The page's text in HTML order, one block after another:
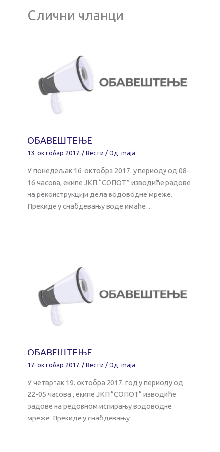
Слични чланци
ОБАВЕШТЕЊЕ
13. октобар 2017./Вести / Од: maja
У понедељак 16. октобра 2017. у периоду од 08-
16 часова, екипе ЈКП “СОПОТ” изводиће радове
на реконструкцији дела водоводне мреже.
Прекиде у снабдевању воде имаће…
ОБАВЕШТЕЊЕ
17. октобар 2017. /Вести / Од: maja
У четвртак 19. октобра 2017. год у периоду од
22-05 часова , екипе ЈКП “СОПОТ” изводиће
радове на редовном испирању водоводне
мреже. Прекиде у снабдевању …